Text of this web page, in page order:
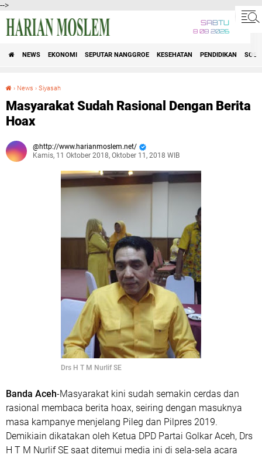
-->
SABTU
8 08 2026
NEWS EKONOMI SEPUTAR NANGGROE KESEHATAN PENDIDIKAN
› News › Siyasah
Masyarakat Sudah Rasional Dengan Berita
Hoax
http://www.harianmoslem.net/
Kamis, 11 Oktober 2018, Oktober 11, 2018 WIB
Drs H T M Nurlif SE
Banda Aceh-Masyarakat kini sudah semakin cerdas dan
rasional membaca berita hoax, seiring dengan masuknya
masa kampanye menjelang Pileg dan Pilpres 2019.
Demikiain dikatakan oleh Ketua DPD Partai Golkar Aceh, Drs
H T M Nurlif SE saat ditemui media ini di sela-sela acara